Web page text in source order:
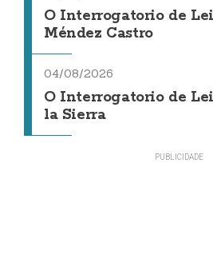
O Interrogatorio de
Méndez Castro
04/08/2026
O Interrogatorio de
la Sierra